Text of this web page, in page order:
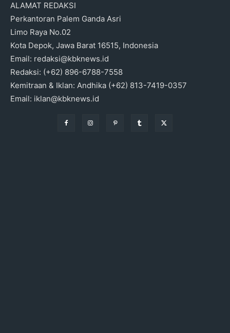
ALAMAT REDAKSI
Perkantoran Palem Ganda Asri
Limo Raya No.02
Kota Depok, Jawa Barat 16515, Indonesia
Email: redaksi@kbknews.id
Redaksi: (+62) 896-6788-7558
Kemitraan & Iklan: Andhika (+62) 813-7419-0357
Email: iklan@kbknews.id